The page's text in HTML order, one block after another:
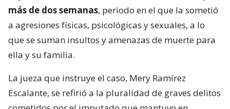
más de dos semanas, periodo en el que la sometió
a agresiones físicas, psicológicas y sexuales, a lo
que se suman insultos y amenazas de muerte para
ella y su familia.
La jueza que instruye el caso, Mery Ramírez
Escalante, se refirió a la pluralidad de graves delitos